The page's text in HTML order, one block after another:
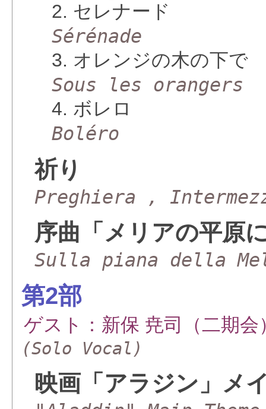
2. セレナード
Sérénade
3. オレンジの木の下で
Sous les orangers
4. ボレロ
Boléro
祈り
Preghiera ,
序曲「メリアの平原
Sulla piana della
第2部
ゲスト：新保 尭司（二期会
(Solo Vocal)
映画「アラジン」メ